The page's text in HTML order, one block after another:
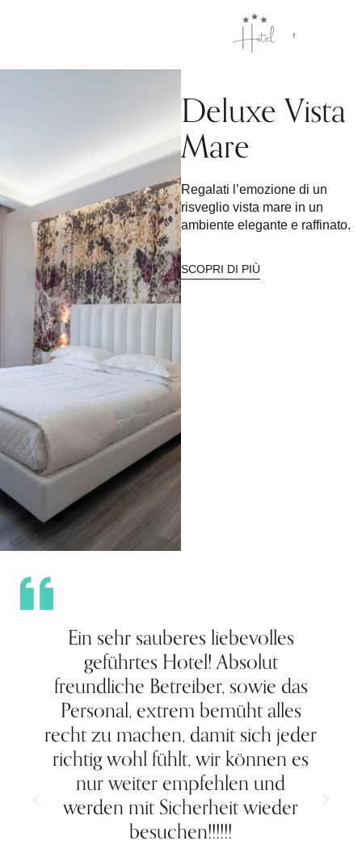
Deluxe Vista
Mare
Regalati l’emozione di un
risveglio vista mare in un
ambiente elegante e raffinato.
SCOPRI DI PIÙ
Ein sehr sauberes liebevolles
geführtes Hotel! Absolut
freundliche Betreiber, sowie das
Personal, extrem bemüht alles
recht zu machen, damit sich jeder
richtig wohl fühlt, wir können es
nur weiter empfehlen und
werden mit Sicherheit wieder
besuchen!!!!!!